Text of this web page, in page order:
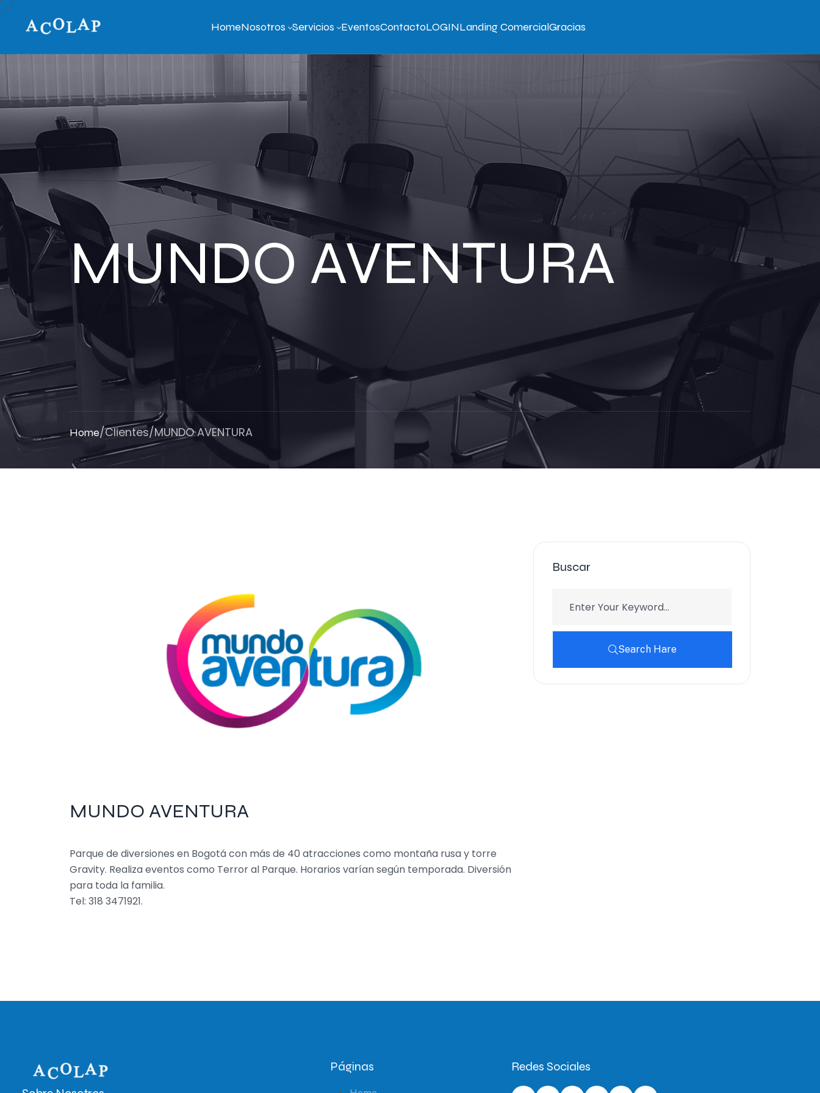
HomeNosotros Servicios EventosContactoLOGINLanding ComercialGracias
MUNDO AVENTURA
Home/Clientes/MUNDO AVENTURA
MUNDO AVENTURA
Parque de diversiones en Bogotá con más de 40 atracciones como montaña rusa y torre
Gravity. Realiza eventos como Terror al Parque. Horarios varían según temporada. Diversión
para toda la familia.
Tel: 318 3471921.
Buscar
Search Hare
Páginas Redes Sociales